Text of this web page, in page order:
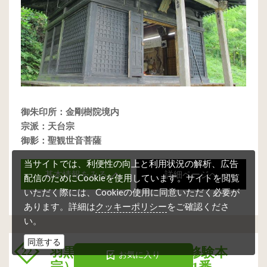
お気に入り
御朱印所：金剛樹院境内
宗派：天台宗
御影：聖観世音菩薩
基本情報をみる 詳細ページへ
22
羽黒山 正善院（羽黒山 修験本
当サイトでは、利便性の向上と利用状況の解析、広告
配信のためにCookieを使用しています。サイトを閲覧
いただく際には、Cookieの使用に同意いただく必要が
あります。詳細はクッキーポリシーをご確認くださ
い。
同意する